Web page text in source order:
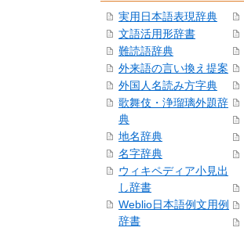
実用日本語表現辞典
文語活用形辞書
難読語辞典
外来語の言い換え提案
外国人名読み方字典
歌舞伎・浄瑠璃外題辞
典
地名辞典
名字辞典
ウィキペディア小見出
し辞書
Weblio日本語例文用例
辞書